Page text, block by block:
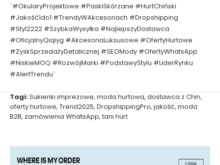
`#OkularyProjektowe #PaskiSkórzane #HurtChiński
#Jakość1do1 #TrendyWAkcesoriach #Dropshipping
#Styl2222 #SzybkaWysyłka #NajlepszyDostawca
#OficjalnyQiqiyg #AkcesoriaLuksusowe #OfertyHurtowe
#ZyskSprzedażyDetalicznej #SEOMody #OfertyWhatsApp
#NiskieMOQ #RozwójMarki #PodstawyStylu #LiderRynku
#AlertTrendu`
Tagi:Sukienki imprezowe, moda hurtowa, dostawca z Chin,
oferty hurtowe, Trend2025, DropshippingPro, jakość, moda
B2B, zamówienia WhatsApp, tani hurt